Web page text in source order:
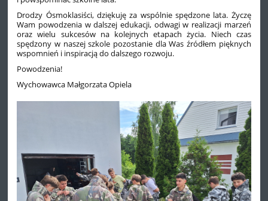
Drodzy Ósmoklasiści, dziękuję za wspólnie spędzone lata. Życzę
Wam powodzenia w dalszej edukacji, odwagi w realizacji marzeń
oraz wielu sukcesów na kolejnych etapach życia. Niech czas
spędzony w naszej szkole pozostanie dla Was źródłem pięknych
wspomnień i inspiracją do dalszego rozwoju.
Powodzenia!
Wychowawca Małgorzata Opiela